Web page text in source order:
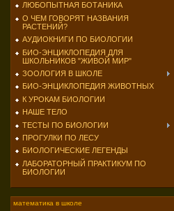
ЛЮБОПЫТНАЯ БОТАНИКА
О ЧЕМ ГОВОРЯТ НАЗВАНИЯ
РАСТЕНИЙ?
АУДИОКНИГИ ПО БИОЛОГИИ
БИО-ЭНЦИКЛОПЕДИЯ ДЛЯ
ШКОЛЬНИКОВ "ЖИВОЙ МИР"
ЗООЛОГИЯ В ШКОЛЕ
БИО-ЭНЦИКЛОПЕДИЯ ЖИВОТНЫХ
К УРОКАМ БИОЛОГИИ
НАШЕ ТЕЛО
ТЕСТЫ ПО БИОЛОГИИ
ПРОГУЛКИ ПО ЛЕСУ
БИОЛОГИЧЕСКИЕ ЛЕГЕНДЫ
ЛАБОРАТОРНЫЙ ПРАКТИКУМ ПО
БИОЛОГИИ
математика в школе